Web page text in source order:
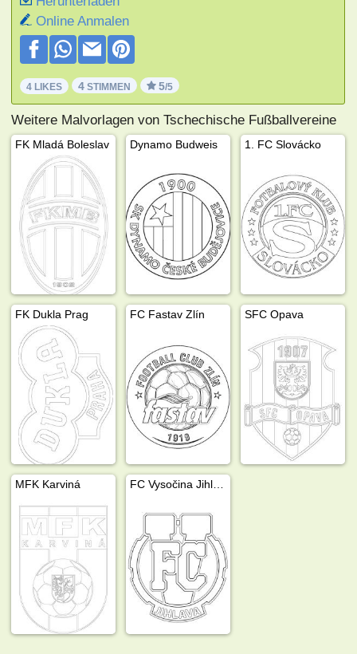
Online Anmalen
4 LIKES 4 STIMMEN 5/5
Weitere Malvorlagen von Tschechische Fußballvereine
FK Mladá Boleslav Dynamo Budweis 1. FC Slovácko
FK Dukla Prag FC Fastav Zlín SFC Opava
MFK Karviná